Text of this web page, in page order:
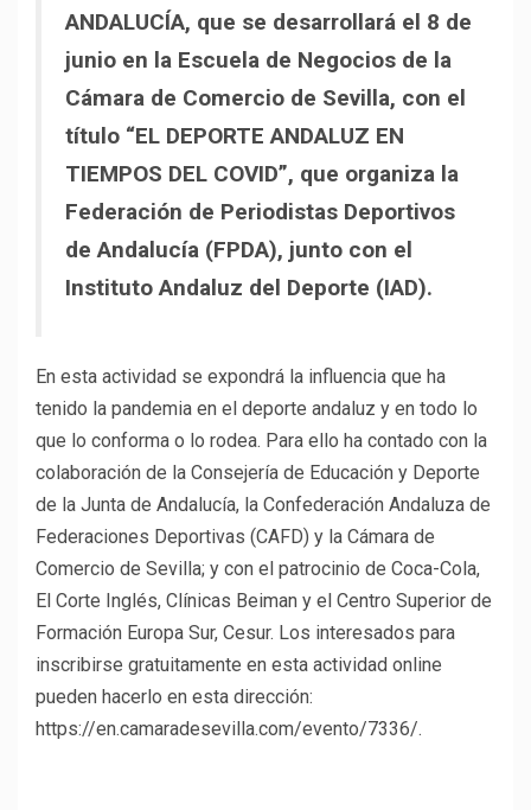
ANDALUCÍA, que se desarrollará el 8 de
junio en la Escuela de Negocios de la
Cámara de Comercio de Sevilla, con el
título “EL DEPORTE ANDALUZ EN
TIEMPOS DEL COVID”, que organiza la
Federación de Periodistas Deportivos
de Andalucía (FPDA), junto con el
Instituto Andaluz del Deporte (IAD).
En esta actividad se expondrá la influencia que ha
tenido la pandemia en el deporte andaluz y en todo lo
que lo conforma o lo rodea. Para ello ha contado con la
colaboración de la Consejería de Educación y Deporte
de la Junta de Andalucía, la Confederación Andaluza de
Federaciones Deportivas (CAFD) y la Cámara de
Comercio de Sevilla; y con el patrocinio de Coca-Cola,
El Corte Inglés, Clínicas Beiman y el Centro Superior de
Formación Europa Sur, Cesur. Los interesados para
inscribirse gratuitamente en esta actividad online
pueden hacerlo en esta dirección:
https://en.camaradesevilla.com/evento/7336/.